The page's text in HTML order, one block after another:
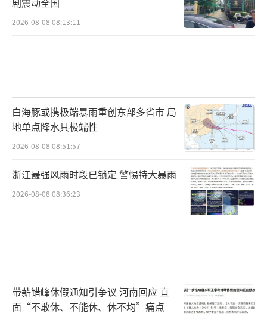
2026-08-08 08:13:11
白海豚或携极端暴雨重创东部多省市 局
地单点降水具极端性
2026-08-08 08:51:57
浙江最强风雨时段已锁定 警惕特大暴雨
2026-08-08 08:36:23
带薪错峰休假通知引争议 河南回应 直
面“不敢休、不能休、休不均”痛点